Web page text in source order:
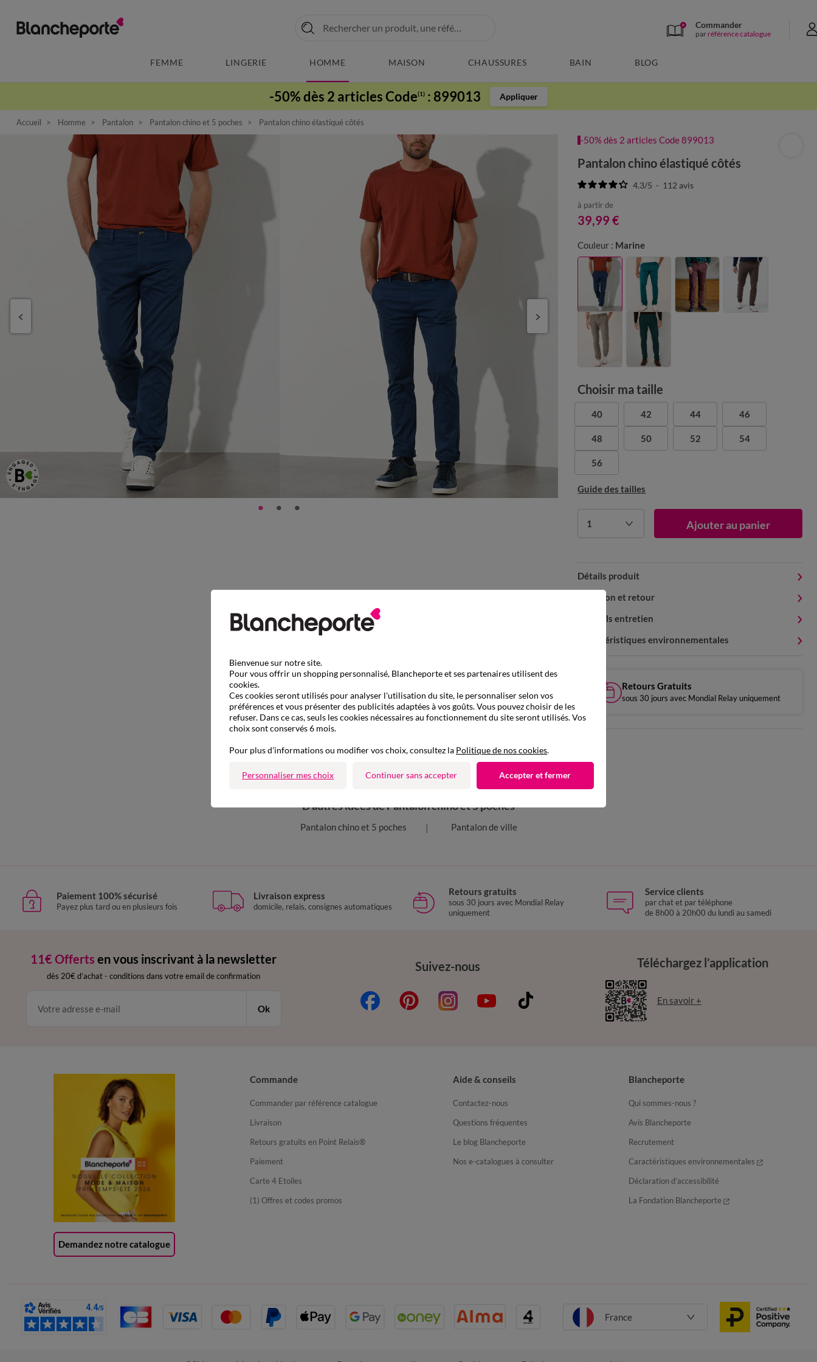
Commander
par référence catalogue
FEMME LINGERIE HOMME MAISON CHAUSSURES BAIN BLOG
-50% dès 2 articles Code(1) : 899013 Appliquer
Accueil Homme Pantalon Pantalon chino et 5 poches Pantalon chino élastiqué côtés
-50% dès 2 articles Code 899013
Pantalon chino élastiqué côtés
4.3/5 - 112avis
à partir de
39,99 €
Couleur : Marine
Choisir ma taille
40 42 44 46
48 50 52 54
56
Guide des tailles
1 Ajouter au panier
Détails produit
Livraison et retour
Conseils entretien
Caractéristiques environnementales
Retours Gratuits
sous 30 jours avec Mondial Relay uniquement
D'autres idées de Pantalon chino et 5 poches
Pantalon chino et 5 poches Pantalon de ville
Paiement 100% sécurisé
Payez plus tard ou en plusieurs fois
Livraison express
domicile, relais, consignes automatiques
Retours gratuits
sous 30 jours avec Mondial Relay
uniquement
Service clients
par chat et par téléphone
de 8h00 à 20h00 du lundi au samedi
11€ Offerts en vous inscrivant à la newsletter
dès 20€ d’achat - conditions dans votre email de confirmation
Ok
Suivez-nous Téléchargez l’application
En savoir +
Demandez notre catalogue
Commande
Commander par référence catalogue
Livraison
Retours gratuits en Point Relais®
Paiement
Carte 4 Etoiles
(1) Offres et codes promos
Aide & conseils
Contactez-nous
Questions fréquentes
Le blog Blancheporte
Nos e-catalogues à consulter
Blancheporte
Qui sommes-nous ?
Avis Blancheporte
Recrutement
Caractéristiques environnementales
Déclaration d’accessibilité
La Fondation Blancheporte
France
Bienvenue sur notre site.
Pour vous offrir un shopping personnalisé, Blancheporte et ses partenaires utilisent des
cookies.
Ces cookies seront utilisés pour analyser l'utilisation du site, le personnaliser selon vos
préférences et vous présenter des publicités adaptées à vos goûts. Vous pouvez choisir de les
refuser. Dans ce cas, seuls les cookies nécessaires au fonctionnement du site seront utilisés. Vos
choix sont conservés 6 mois.
Pour plus d'informations ou modifier vos choix, consultez la Politique de nos cookies.
Personnaliser mes choix Continuer sans accepter Accepter et fermer